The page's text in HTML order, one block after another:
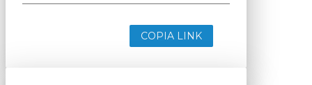
COPIA LINK